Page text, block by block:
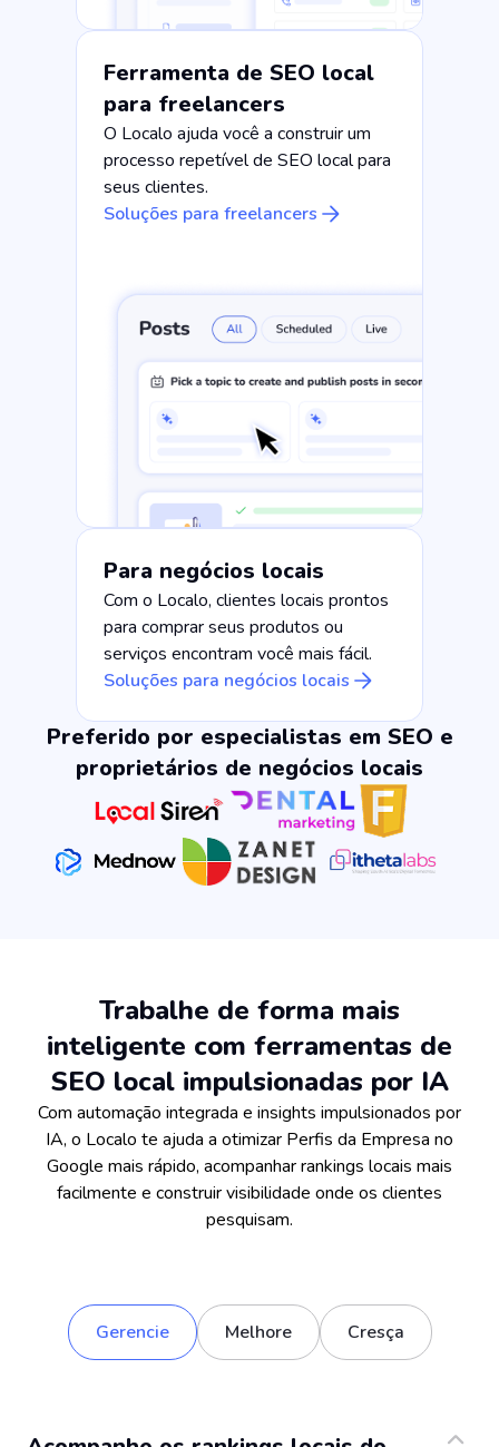
Ferramenta de SEO local
para freelancers
O Localo ajuda você a construir um
processo repetível de SEO local para
seus clientes.
Soluções para freelancers
Para negócios locais
Com o Localo, clientes locais prontos
para comprar seus produtos ou
serviços encontram você mais fácil.
Soluções para negócios locais
Preferido por especialistas em SEO e
proprietários de negócios locais
Trabalhe de forma mais
inteligente com ferramentas de
SEO local impulsionadas por IA
Com automação integrada e insights impulsionados por
IA, o Localo te ajuda a otimizar Perfis da Empresa no
Google mais rápido, acompanhar rankings locais mais
facilmente e construir visibilidade onde os clientes
pesquisam.
Gerencie Melhore Cresça